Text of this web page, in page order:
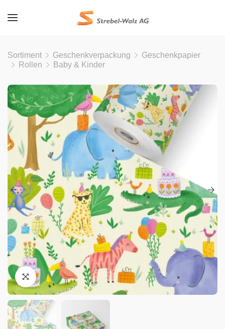
Sortiment Geschenkverpackung
Geschenkpapier
Rollen
Baby & Kinder